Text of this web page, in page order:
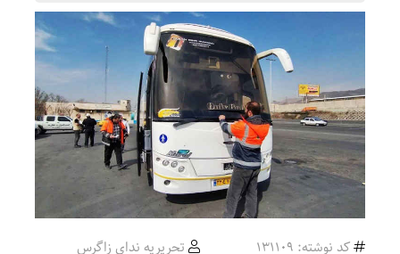
کد نوشته: 131109
تحریریه ندای زاگرس